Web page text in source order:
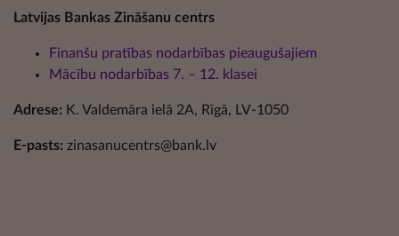
Latvijas Bankas Zināšanu centrs
Finanšu pratības nodarbības pieaugušajiem
Mācību nodarbības 7. – 12. klasei
Adrese: K. Valdemāra ielā 2A, Rīgā, LV-1050
E-pasts: zinasanucentrs@bank.lv